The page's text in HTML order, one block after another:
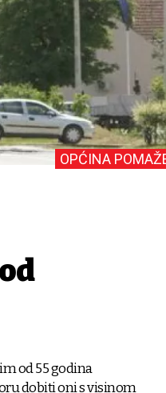
OPĆINA
od 55 godina
dobiti oni s visinom